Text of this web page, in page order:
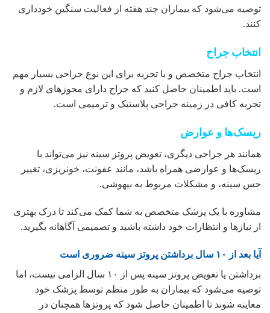
توصیه می‌شود که بیماران چند هفته از فعالیت سنگین خودداری
کنند.
انتخاب جراح
انتخاب جراح متخصص و با تجربه برای این نوع جراحی بسیار مهم
است. باید اطمینان حاصل کنید که جراح دارای مجوزهای لازم و
تجربه کافی در زمینه جراحی پلاستیک و ترمیمی است.
ریسک‌ها و عوارض
همانند هر جراحی دیگری، تعویض پروتز سینه نیز می‌تواند با
ریسک‌ها و عوارضی همراه باشد، مانند عفونت، خونریزی، تغییر
حس سینه، و مشکلات مربوط به بیهوشی.
مشاوره با یک پزشک متخصص به شما کمک می‌کند تا درک بهتری
از نیازها و انتظارات خود داشته باشید و تصمیمی آگاهانه بگیرید.
آیا بعد از ۱۰ سال برداشتن پروتز سینه ضروری است
برداشتن یا تعویض پروتز سینه پس از ۱۰ سال الزامی نیست، اما
توصیه می‌شود که بیماران به طور منظم توسط پزشک خود
معاینه شوند تا اطمینان حاصل شود که پروتزها همچنان در